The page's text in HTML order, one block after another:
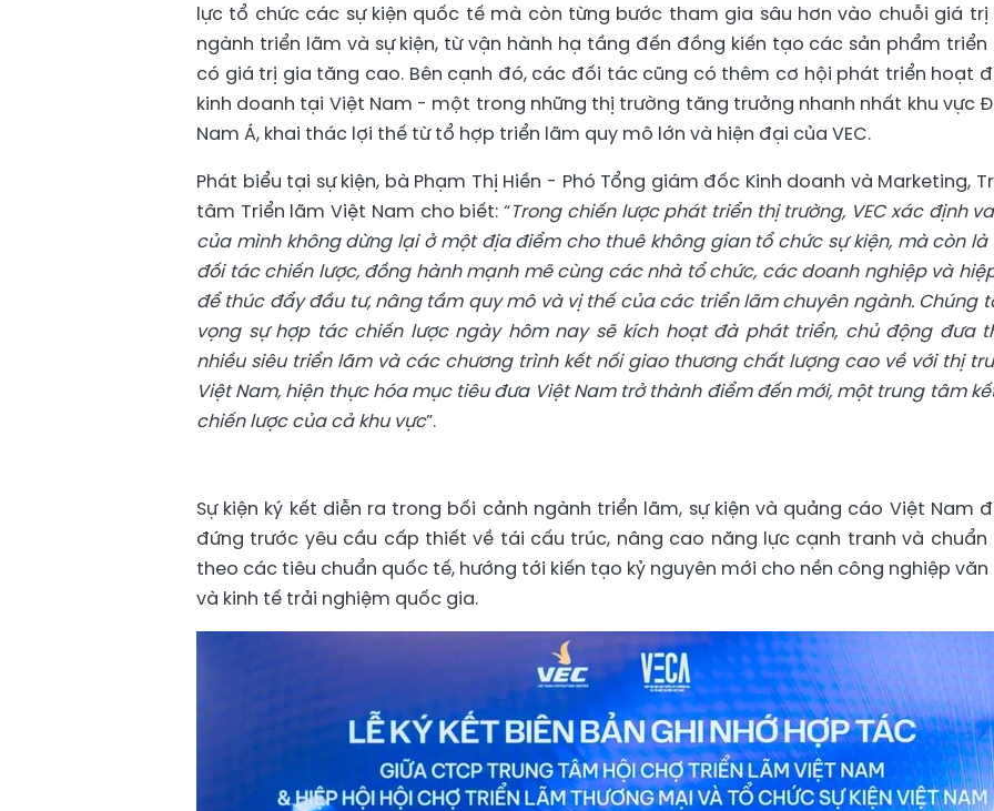
lực tổ chức các sự kiện quốc tế mà còn từng bước tham gia sâu hơn vào chuỗi giá trị
ngành triển lãm và sự kiện, từ vận hành hạ tầng đến đồng kiến tạo các sản phẩm
có giá trị gia tăng cao. Bên cạnh đó, các đối tác cũng có thêm cơ hội phát triển hoạt
kinh doanh tại Việt Nam - một trong những thị trường tăng trưởng nhanh nhất khu vực
Nam Á, khai thác lợi thế từ tổ hợp triển lãm quy mô lớn và hiện đại của VEC.
Phát biểu tại sự kiện, bà Phạm Thị Hiền - Phó Tổng giám đốc Kinh doanh và Marketing,
tâm Triển lãm Việt Nam cho biết: “Trong chiến lược phát triển thị trường, VEC xác định
của mình không dừng lại ở một địa điểm cho thuê không gian tổ chức sự kiện, mà còn là
đối tác chiến lược, đồng hành mạnh mẽ cùng các nhà tổ chức, các doanh nghiệp và
để thúc đẩy đầu tư, nâng tầm quy mô và vị thế của các triển lãm chuyên ngành. Chúng
vọng sự hợp tác chiến lược ngày hôm nay sẽ kích hoạt đà phát triển, chủ động đưa
nhiều siêu triển lãm và các chương trình kết nối giao thương chất lượng cao về với thị
Việt Nam, hiện thực hóa mục tiêu đưa Việt Nam trở thành điểm đến mới, một trung tâm
chiến lược của cả khu vực”.
Sự kiện ký kết diễn ra trong bối cảnh ngành triển lãm, sự kiện và quảng cáo Việt Nam
đứng trước yêu cầu cấp thiết về tái cấu trúc, nâng cao năng lực cạnh tranh và chuẩn
theo các tiêu chuẩn quốc tế, hướng tới kiến tạo kỷ nguyên mới cho nền công nghiệp văn
và kinh tế trải nghiệm quốc gia.